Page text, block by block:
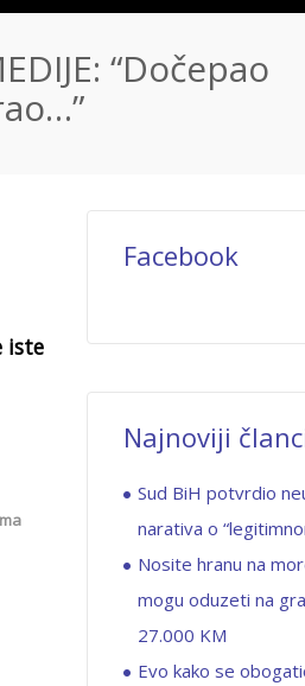
“Dočepao
iste
Facebook
Najnoviji
Sud BiH potvrdio
narativa o
Nosite hranu na
mogu oduzeti na
27.000 KM
Evo kako se